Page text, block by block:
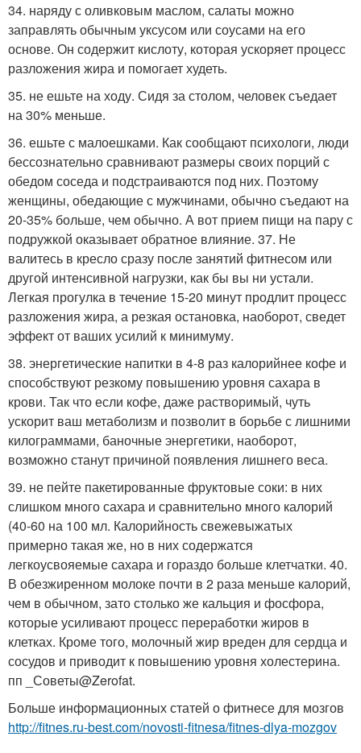
34. наряду с оливковым маслом, салаты можно
заправлять обычным уксусом или соусами на его
основе. Он содержит кислоту, которая ускоряет процесс
разложения жира и помогает худеть.
35. не ешьте на ходу. Сидя за столом, человек съедает
на 30% меньше.
36. ешьте с малоешками. Как сообщают психологи, люди
бессознательно сравнивают размеры своих порций с
обедом соседа и подстраиваются под них. Поэтому
женщины, обедающие с мужчинами, обычно съедают на
20-35% больше, чем обычно. А вот прием пищи на пару с
подружкой оказывает обратное влияние. 37. Не
валитесь в кресло сразу после занятий фитнесом или
другой интенсивной нагрузки, как бы вы ни устали.
Легкая прогулка в течение 15-20 минут продлит процесс
разложения жира, а резкая остановка, наоборот, сведет
эффект от ваших усилий к минимуму.
38. энергетические напитки в 4-8 раз калорийнее кофе и
способствуют резкому повышению уровня сахара в
крови. Так что если кофе, даже растворимый, чуть
ускорит ваш метаболизм и позволит в борьбе с лишними
килограммами, баночные энергетики, наоборот,
возможно станут причиной появления лишнего веса.
39. не пейте пакетированные фруктовые соки: в них
слишком много сахара и сравнительно много калорий
(40-60 на 100 мл. Калорийность свежевыжатых
примерно такая же, но в них содержатся
легкоусвояемые сахара и гораздо больше клетчатки. 40.
В обезжиренном молоке почти в 2 раза меньше калорий,
чем в обычном, зато столько же кальция и фосфора,
которые усиливают процесс переработки жиров в
клетках. Кроме того, молочный жир вреден для сердца и
сосудов и приводит к повышению уровня холестерина.
пп _Советы@Zerofat.
Больше информационных статей о фитнесе для мозгов
http://fitnes.ru-best.com/novosti-fitnesa/fitnes-dlya-mozgov